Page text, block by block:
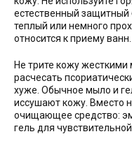
естественный
теплый или немного
относится к приему ванн.
Не трите кожу
расчесать
хуже. Обычное мыло и
иссушают кожу. Вместо
очищающее средство:
гель для